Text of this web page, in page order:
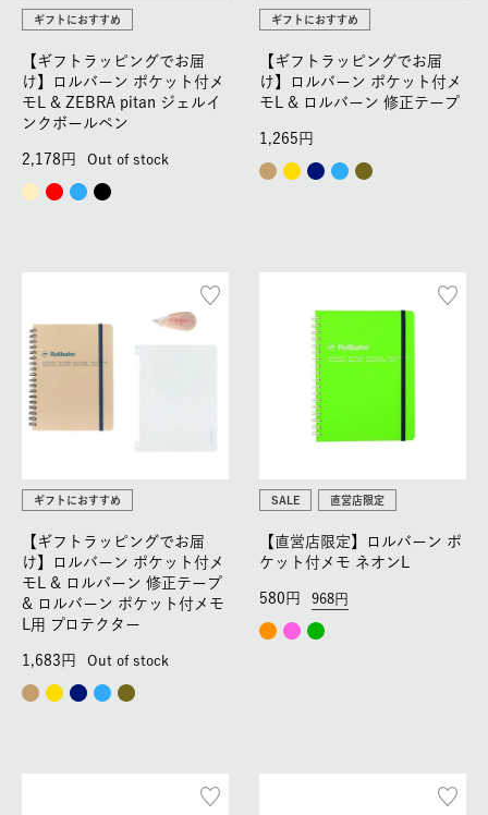
ギフトにおすすめ
【ギフトラッピングでお届
け】ロルバーン ポケット付メ
モL & ZEBRA pitan ジェルイ
ンクボールペン
2,178 Out of stock
ギフトにおすすめ
【ギフトラッピングでお届
け】ロルバーン ポケット付メ
モL & ロルバーン 修正テープ
1,265
ギフトにおすすめ
【ギフトラッピングでお届
け】ロルバーン ポケット付メ
モL & ロルバーン 修正テープ
& ロルバーン ポケット付メモ
L用 プロテクター
1,683 Out of stock
SALE 直営店限定
【直営店限定】ロルバーン ポ
ケット付メモ ネオンL
968
580